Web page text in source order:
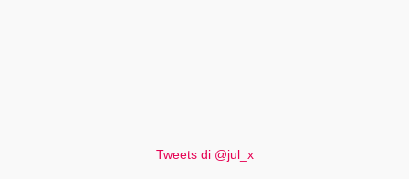
Tweets di @jul_x